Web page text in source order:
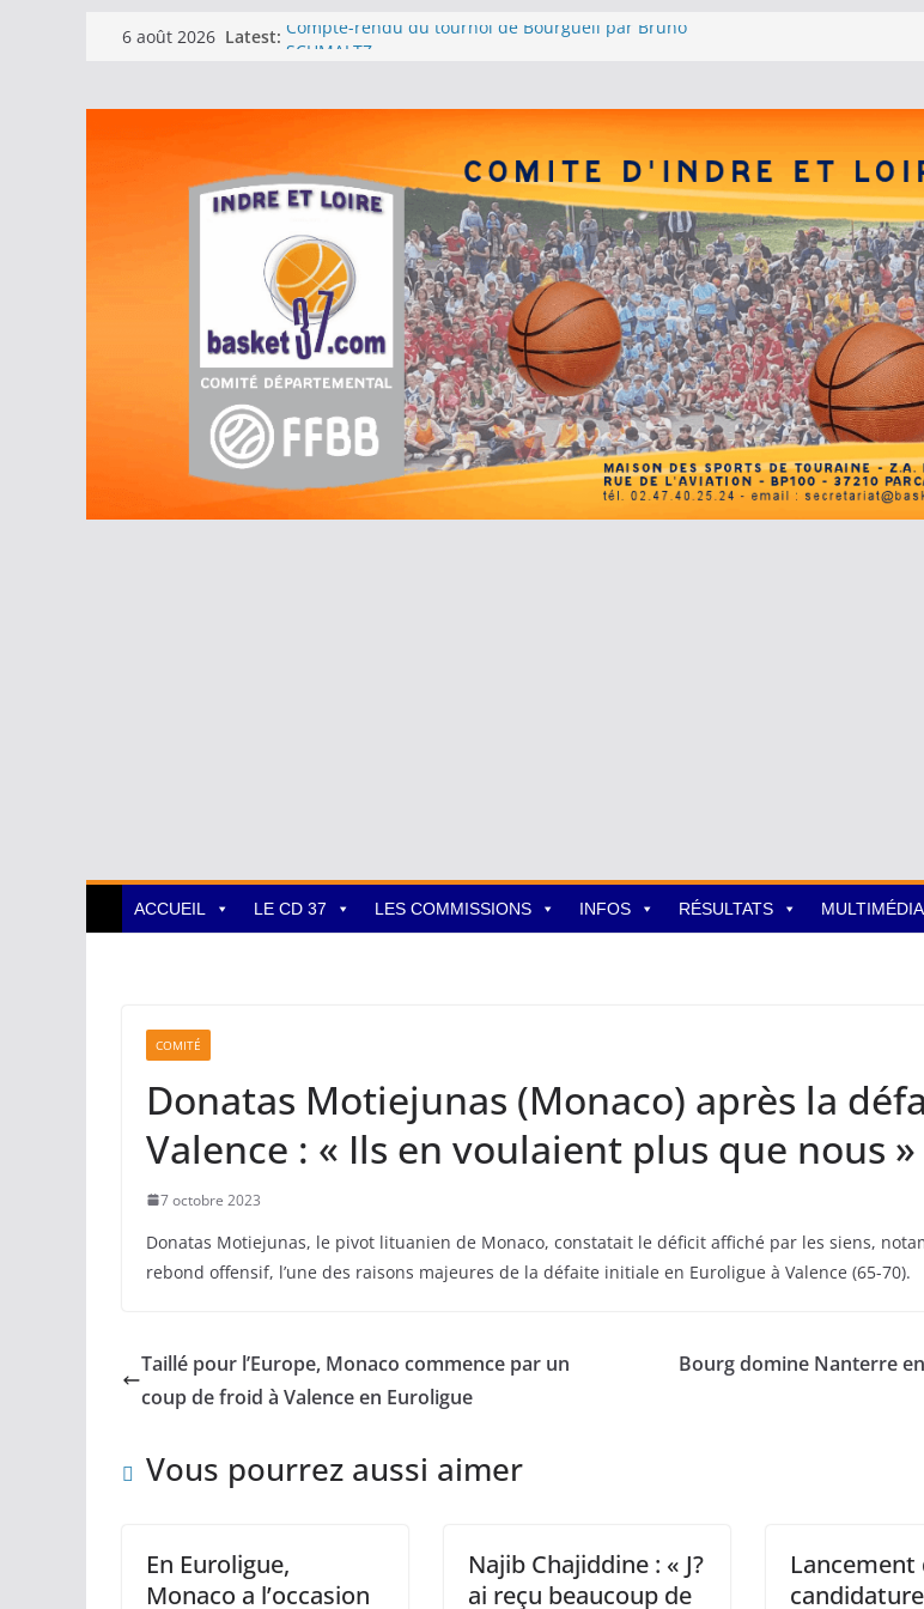
Passer6 août 2026 Latest: Compte-rendu du tournoi de Bourgueil par Bruno
La caravane sportive
ACCUEIL LE CD 37 LES COMMISSIONS INFOS RÉSULTATS MULTIMÉDIA
COMITÉ
Donatas Motiejunas (Monaco) après la
Valence : « Ils en voulaient plus que nous »
7 octobre 2023
Donatas Motiejunas, le pivot lituanien de Monaco, constatait le déficit affiché par les siens,
rebond offensif, l’une des raisons majeures de la défaite initiale en Euroligue à Valence (65-70).
Taillé pour l’Europe, Monaco commence par un
coup de froid à Valence en Euroligue
Bourg domine Nanterre
Vous pourrez aussi aimer
En Euroligue,
Monaco a l’occasion
Najib Chajiddine : « J?
ai reçu beaucoup de
Lancement